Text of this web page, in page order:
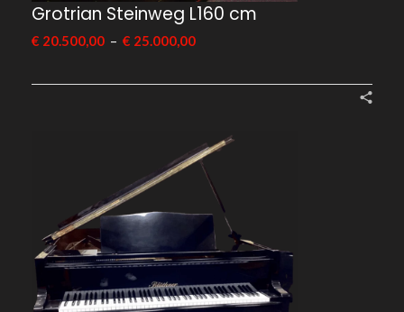
Grotrian Steinweg L160 cm
€ 20.500,00 – € 25.000,00